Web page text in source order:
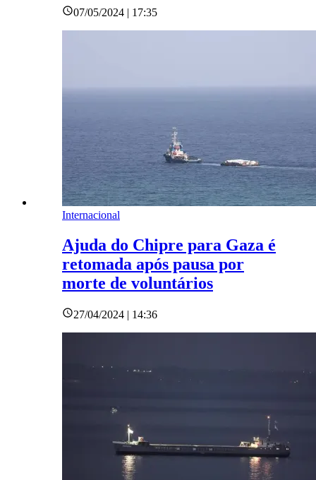
07/05/2024 | 17:35
Internacional
Ajuda do Chipre para Gaza é
retomada após pausa por
morte de voluntários
27/04/2024 | 14:36